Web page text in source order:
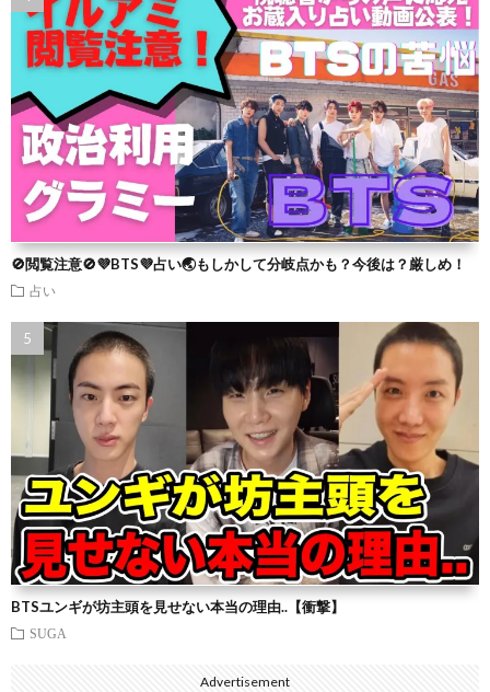
🚫閲覧注意🚫💜BTS💜占い🌏もしかして分岐点かも？今後は？厳しめ！
占い
BTSユンギが坊主頭を見せない本当の理由..【衝撃】
SUGA
Advertisement